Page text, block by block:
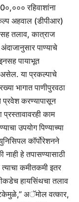
रहिवाशांना
अहवाल (डीपीआर)
तलाव, कात्राज
पाण्याचे
पायाभूत
या प्रकल्पाचे
भागात पाणीपुरवठा
करण्यापासून
प्रस्तावावरही काम
उपयोग पिण्याच्या
कॉर्पोरेशनने
हे तपासण्यासाठी
कमीतकमी इतर
हायसिंथचा तलाव
अॅमोल वत्कार,